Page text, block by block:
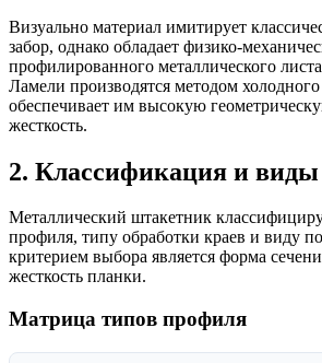
Визуально материал имитирует
забор, однако обладает физико-
профилированного металлического
Ламели производятся методом
обеспечивает им высокую
жесткость.
2. Классификация и виды
Металлический штакетник
профиля, типу обработки краев и виду
критерием выбора является форма
жесткость планки.
Матрица типов профиля